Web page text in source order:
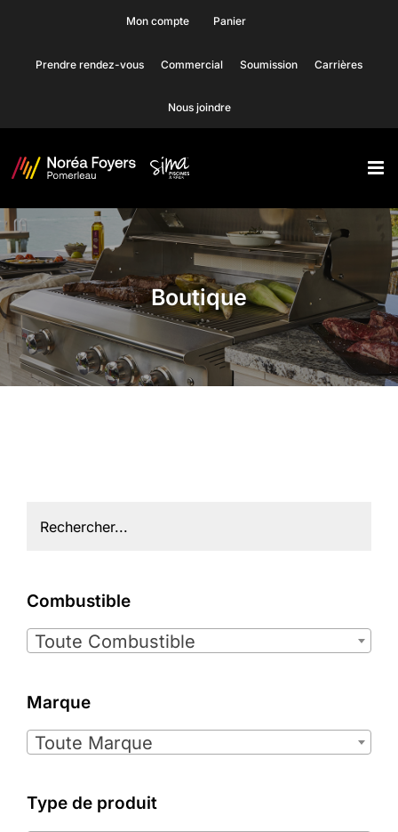
content
Mon compte Panier
Prendre rendez-vous Commercial Soumission Carrières
Nous joindre
Boutique
Combustible
Toute Combustible
Marque
Toute Marque
Type de produit